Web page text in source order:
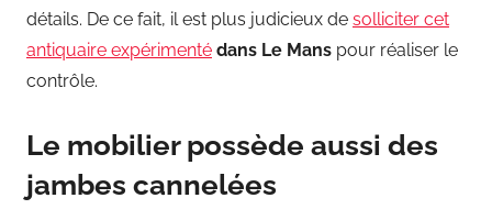
détails. De ce fait, il est plus judicieux de solliciter cet
antiquaire expérimenté dans Le Mans pour réaliser le
contrôle.
Le mobilier possède aussi des
jambes cannelées